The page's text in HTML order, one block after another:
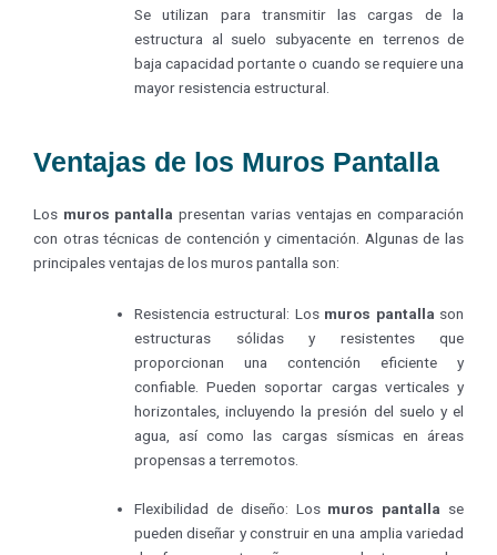
Se utilizan para transmitir las cargas de la
estructura al suelo subyacente en terrenos de
baja capacidad portante o cuando se requiere una
mayor resistencia estructural.
Ventajas de los Muros Pantalla
Los muros pantalla presentan varias ventajas en comparación
con otras técnicas de contención y cimentación. Algunas de las
principales ventajas de los muros pantalla son:
Resistencia estructural: Los muros pantalla son
estructuras sólidas y resistentes que
proporcionan una contención eficiente y
confiable. Pueden soportar cargas verticales y
horizontales, incluyendo la presión del suelo y el
agua, así como las cargas sísmicas en áreas
propensas a terremotos.
Flexibilidad de diseño: Los muros pantalla se
pueden diseñar y construir en una amplia variedad